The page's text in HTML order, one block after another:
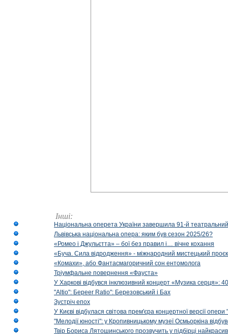
Інші:
Національна оперета України завершила 91-й
Львівська національна опера: яким був сезон 2025/26?
«Ромео і Джульєтта» – бої без правил і… вічне кохання
«Буча. Сила відродження» - міжнародний мистецький
«Комахи», або Фантасмагоричний сон ентомолога
Тріумфальне повернення «Фауста»
У Харкові відбувся інклюзивний концерт «Музика серця»:
"Altio": Береer Ratio": Березовський і Бах
Зустріч епох
У Києві відбулася світова прем'єра концертної версії
"Мелодії юності": у Кропивницькому музеї Осмьоркіна
Твір Бориса Лятошинського прозвучить у підбірці